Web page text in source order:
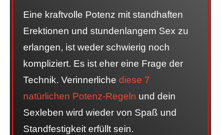
Eine kraftvolle Potenz mit standhaften
Erektionen und stundenlangem Sex zu
erlangen, ist weder schwierig noch
kompliziert. Es ist eher eine Frage der
Technik. Verinnerliche diese 7
natürlichen Potenz-Regeln und dein
Sexleben wird wieder von Spaß und
Standfestigkeit erfüllt sein.